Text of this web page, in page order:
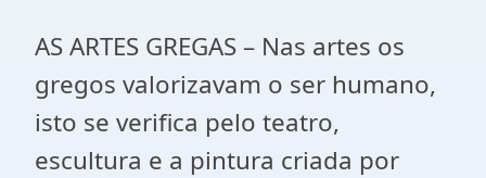
AS ARTES GREGAS – Nas artes os
gregos valorizavam o ser humano,
isto se verifica pelo teatro,
escultura e a pintura criada por